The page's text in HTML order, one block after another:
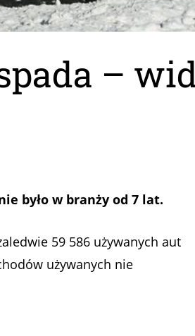
–
było w branży od 7 lat.
59 586 używanych aut
używanych nie